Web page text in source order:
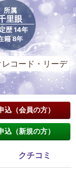
所属
里眼
歴 14年
籍 8年
コード・リーデ
込（会員の方）
込（新規の方）
クチコミ